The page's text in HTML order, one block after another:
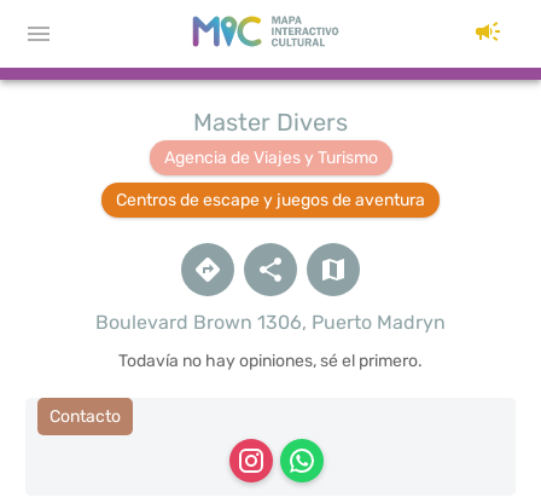
Master Divers
Agencia de Viajes y Turismo
Centros de escape y juegos de aventura
Boulevard Brown 1306, Puerto Madryn
Todavía no hay opiniones, sé el primero.
Contacto